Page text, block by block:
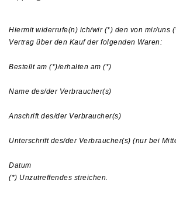
Hiermit widerrufe(n) ich/wir (*) den von mir/uns
Vertrag über den Kauf der folgenden Waren:
Bestellt am (*)/erhalten am (*)
Name des/der Verbraucher(s)
Anschrift des/der Verbraucher(s)
Unterschrift des/der Verbraucher(s) (nur bei
Datum
(*) Unzutreffendes streichen.